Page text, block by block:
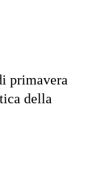
primavera
della